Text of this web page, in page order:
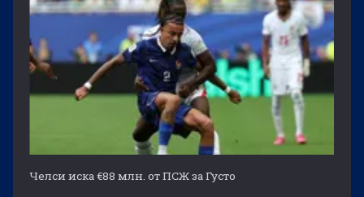
Челси иска €88 млн. от ПСЖ за Густо